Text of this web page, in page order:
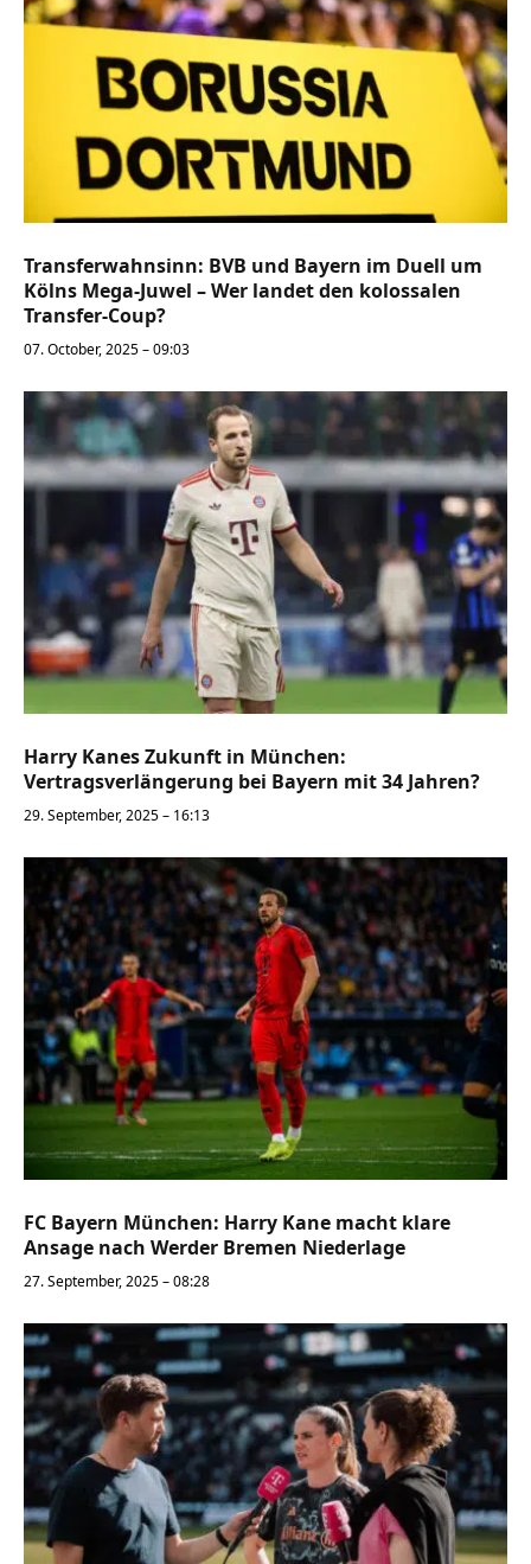
Transferwahnsinn: BVB und Bayern im Duell um
Kölns Mega-Juwel – Wer landet den kolossalen
Transfer-Coup?
07. October, 2025 – 09:03
Harry Kanes Zukunft in München:
Vertragsverlängerung bei Bayern mit 34 Jahren?
29. September, 2025 – 16:13
FC Bayern München: Harry Kane macht klare
Ansage nach Werder Bremen Niederlage
27. September, 2025 – 08:28